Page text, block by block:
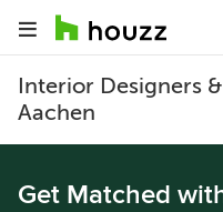
Interior Designers
Aachen
Get Matched